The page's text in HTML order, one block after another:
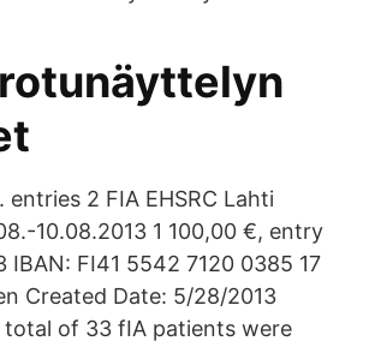
entries 2 FIA EHSRC Lahti
10.08.2013 1 100,00 €, entry
IBAN: FI41 5542 7120 0385 17
Created Date: 5/28/2013
total of 33 fIA patients were